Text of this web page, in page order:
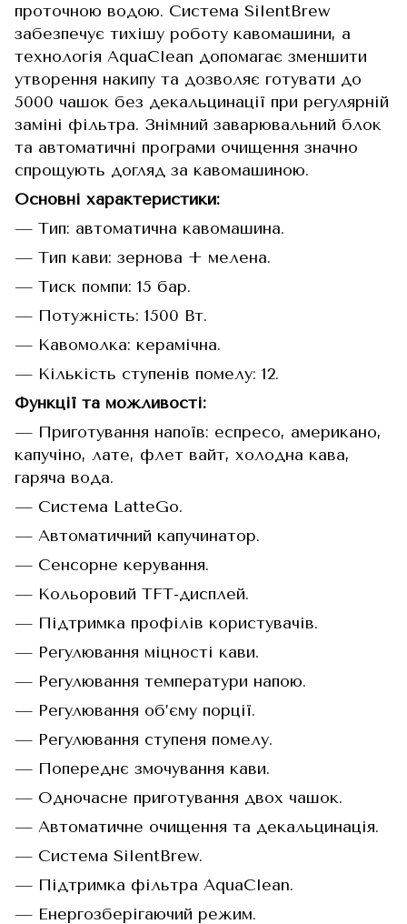
проточною водою. Система SilentBrew
забезпечує тихішу роботу кавомашини, а
технологія AquaClean допомагає зменшити
утворення накипу та дозволяє готувати до
5000 чашок без декальцинації при регулярній
заміні фільтра. Знімний заварювальний блок
та автоматичні програми очищення значно
спрощують догляд за кавомашиною.
Основні характеристики:
— Тип: автоматична кавомашина.
— Тип кави: зернова + мелена.
— Тиск помпи: 15 бар.
— Потужність: 1500 Вт.
— Кавомолка: керамічна.
— Кількість ступенів помелу: 12.
Функції та можливості:
— Приготування напоїв: еспресо, американо,
капучіно, лате, флет вайт, холодна кава,
гаряча вода.
— Система LatteGo.
— Автоматичний капучинатор.
— Сенсорне керування.
— Кольоровий TFT-дисплей.
— Підтримка профілів користувачів.
— Регулювання міцності кави.
— Регулювання температури напою.
— Регулювання об’єму порції.
— Регулювання ступеня помелу.
— Попереднє змочування кави.
— Одночасне приготування двох чашок.
— Автоматичне очищення та декальцинація.
— Система SilentBrew.
— Підтримка фільтра AquaClean.
— Енергозберігаючий режим.